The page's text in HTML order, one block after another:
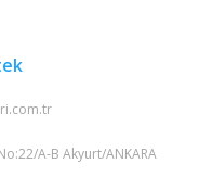
A-B Akyurt/ANKARA